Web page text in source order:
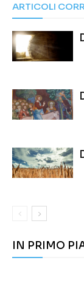
ARTICOLI
IN PRIMO